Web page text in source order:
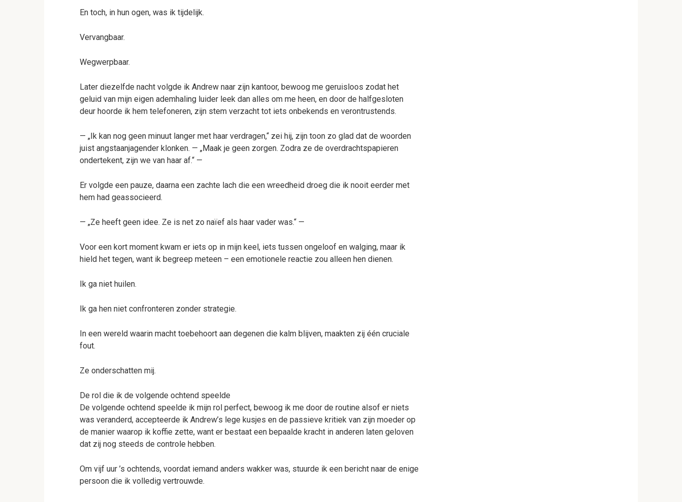
En toch, in hun ogen, was ik tijdelijk.
Vervangbaar.
Wegwerpbaar.
Later diezelfde nacht volgde ik Andrew naar zijn kantoor, bewoog me geruisloos zodat het
geluid van mijn eigen ademhaling luider leek dan alles om me heen, en door de halfgesloten
deur hoorde ik hem telefoneren, zijn stem verzacht tot iets onbekends en verontrustends.
— „Ik kan nog geen minuut langer met haar verdragen,“ zei hij, zijn toon zo glad dat de woorden
juist angstaanjagender klonken. — „Maak je geen zorgen. Zodra ze de overdrachtspapieren
ondertekent, zijn we van haar af.“ —
Er volgde een pauze, daarna een zachte lach die een wreedheid droeg die ik nooit eerder met
hem had geassocieerd.
— „Ze heeft geen idee. Ze is net zo naïef als haar vader was.“ —
Voor een kort moment kwam er iets op in mijn keel, iets tussen ongeloof en walging, maar ik
hield het tegen, want ik begreep meteen – een emotionele reactie zou alleen hen dienen.
Ik ga niet huilen.
Ik ga hen niet confronteren zonder strategie.
In een wereld waarin macht toebehoort aan degenen die kalm blijven, maakten zij één cruciale
fout.
Ze onderschatten mij.
De rol die ik de volgende ochtend speelde
De volgende ochtend speelde ik mijn rol perfect, bewoog ik me door de routine alsof er niets
was veranderd, accepteerde ik Andrew’s lege kusjes en de passieve kritiek van zijn moeder op
de manier waarop ik koffie zette, want er bestaat een bepaalde kracht in anderen laten geloven
dat zij nog steeds de controle hebben.
Om vijf uur ’s ochtends, voordat iemand anders wakker was, stuurde ik een bericht naar de enige
persoon die ik volledig vertrouwde.